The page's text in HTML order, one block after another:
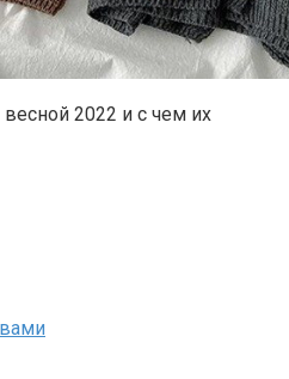
2022 и с чем их